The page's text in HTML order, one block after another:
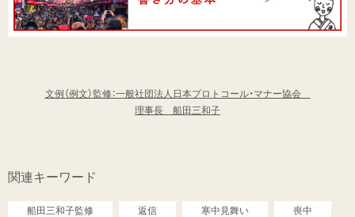
文例（例文）監修：一般社団法人日本プロトコール・マナー協会
理事長 船田三和子
関連キーワード
船田三和子監修 返信 寒中見舞い 喪中